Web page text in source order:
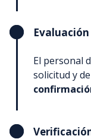
El personal
solicitud y